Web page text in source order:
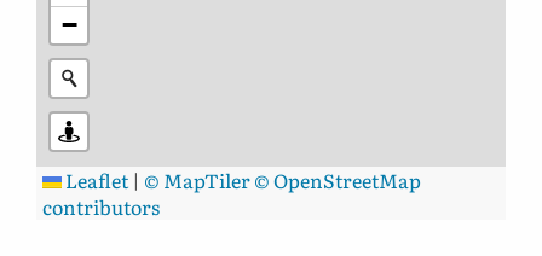
−
Leaflet | © MapTiler© OpenStreetMap
contributors